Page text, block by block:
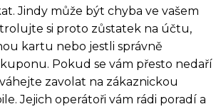
Jindy může být chyba ve vašem
si proto zůstatek na účtu,
kartu nebo jestli správně
Pokud se vám přesto nedaří
zavolat na zákaznickou
Jejich operátoři vám rádi poradí a